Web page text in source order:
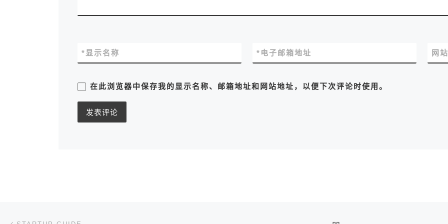
显示名称
* 电子邮箱地址
* 网
在此浏览器中保存我的显示名称、邮箱地址和网站地址，以便下次评论时使用。
文章导航